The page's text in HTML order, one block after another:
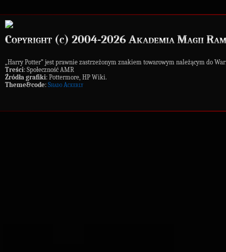
Copyright (c) 2004-2026 Akademia Magii
„Harry Potter” jest prawnie zastrzeżonym znakiem towarowym należącym do
Treści: Społeczność AMR
Źródła grafiki: Pottermore, HP Wiki.
Theme&code: Shado Ackerly